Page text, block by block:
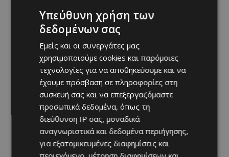
RELATED ARTICLES
Υπεύθυνη χρήση των
δεδομένων σας
Εμείς και οι συνεργάτες μας
χρησιμοποιούμε cookies και παρόμοιες
τεχνολογίες για να αποθηκεύουμε και να
έχουμε πρόσβαση σε πληροφορίες στη
συσκευή σας και να επεξεργαζόμαστε
προσωπικά δεδομένα, όπως τη
διεύθυνση IP σας, μοναδικά
αναγνωριστικά και δεδομένα περιήγησης,
για εξατομικευμένες διαφημίσεις και